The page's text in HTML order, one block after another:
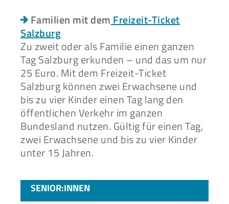
Familien mit demFreizeit-Ticket
Salzburg
Zu zweit oder als Familie einen ganzen
Tag Salzburg erkunden – und das um nur
25 Euro. Mit dem Freizeit-Ticket
Salzburg können zwei Erwachsene und
bis zu vier Kinder einen Tag lang den
öffentlichen Verkehr im ganzen
Bundesland nutzen. Gültig für einen Tag,
zwei Erwachsene und bis zu vier Kinder
unter 15 Jahren.
SENIOR:INNEN